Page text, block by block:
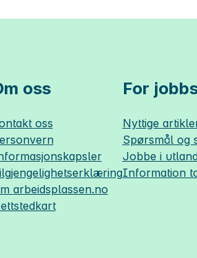
oss
oss
arbeidsplassen.no
For
Nyttige
Spørsmål og
Jobbe i
Information